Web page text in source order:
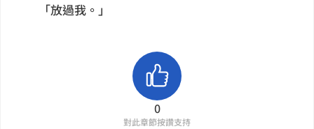
「放過我。」
0
對此章節按讚支持